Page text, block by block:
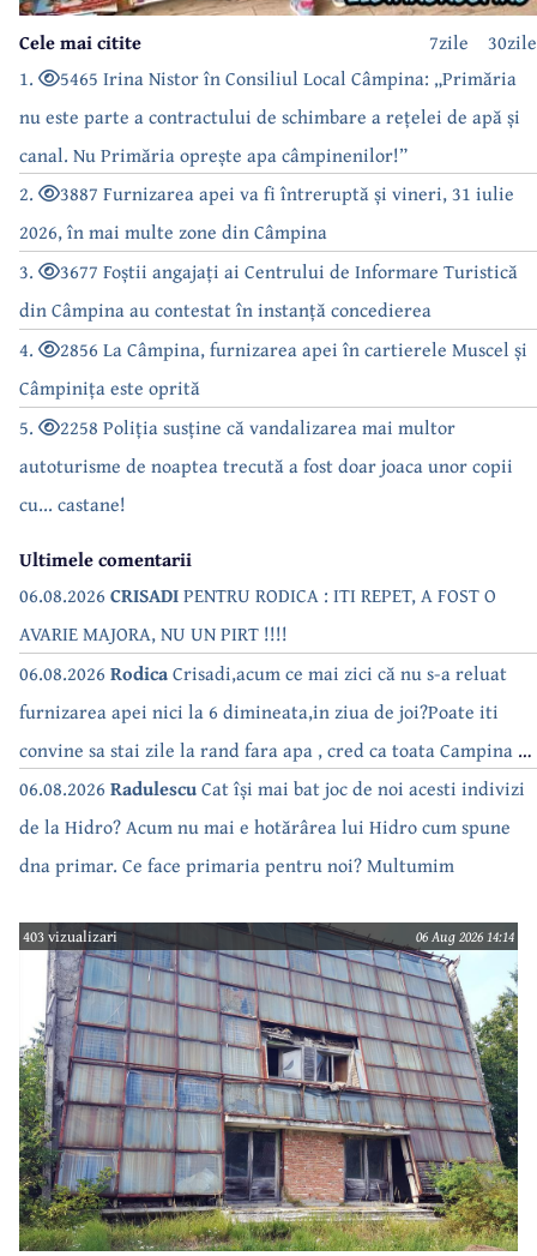
30zile
7zile
Cele mai citite
1.
5465 Irina Nistor în Consiliul Local Câmpina: „Primăria
nu este parte a contractului de schimbare a rețelei de apă și
canal. Nu Primăria oprește apa câmpinenilor!”
2.
3887 Furnizarea apei va fi întreruptă și vineri, 31 iulie
2026, în mai multe zone din Câmpina
3.
3677 Foștii angajați ai Centrului de Informare Turistică
din Câmpina au contestat în instanță concedierea
4.
2856 La Câmpina, furnizarea apei în cartierele Muscel și
Câmpinița este oprită
5.
2258 Poliția susține că vandalizarea mai multor
autoturisme de noaptea trecută a fost doar joaca unor copii
cu... castane!
Ultimele comentarii
06.08.2026 CRISADIPENTRU RODICA : ITI REPET, A FOST O
AVARIE MAJORA, NU UN PIRT !!!!
06.08.2026 RodicaCrisadi,acum ce mai zici că nu s-a reluat
furnizarea apei nici la 6 dimineata,in ziua de joi?Poate iti
convine sa stai zile la rand fara apa , cred ca toata Campina s-
a săturat de cate ori se tot oprește apa!!
06.08.2026 RadulescuCat își mai bat joc de noi acesti indivizi
de la Hidro? Acum nu mai e hotărârea lui Hidro cum spune
dna primar. Ce face primaria pentru noi? Multumim
403 vizualizari 06 Aug 2026 14:14